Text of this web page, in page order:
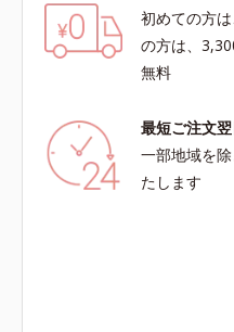
初めての方
の方は、
無料
最短ご注文
一部地域を
たします